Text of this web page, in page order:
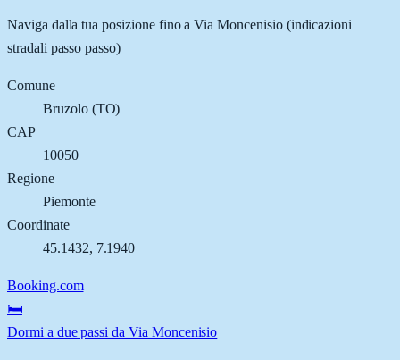
Naviga dalla tua posizione fino aVia Moncenisio(indicazioni
stradali passo passo)
Comune
Bruzolo(TO)
CAP
10050
Regione
Piemonte
Coordinate
45.1432, 7.1940
Booking.com
🛏️
Dormi a due passi da Via Moncenisio